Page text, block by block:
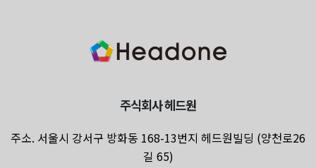
주식회사 헤드원
주소. 서울시 강서구 방화동 168-13번지 헤드원빌딩 (양천로26
길 65)